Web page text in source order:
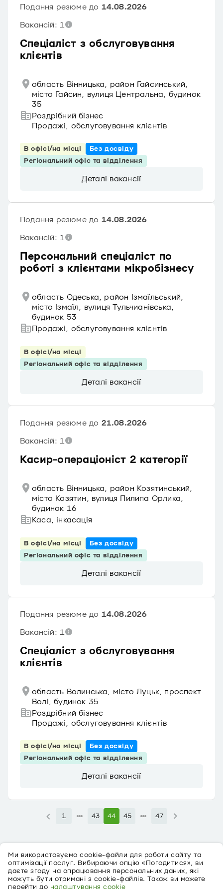
Ми використовуємо cookie-файли для роботи сайту та
оптимізації послуг. Вибираючи опцію «Погодитися», ви
даєте згоду на опрацювання персональних даних, які
можуть бути отримані з cookie-файлів. Також ви можете
перейти до налаштування cookie
Спеціаліст з обслуговування
клієнтів
Подання резюме до 14.08.2026
Вакансій: 1
область Вінницька, район Гайсинський,
місто Гайсин, вулиця Центральна, будинок
35
Роздрібний бізнес
Продажі, обслуговування клієнтів
В офісі/на місці
Без досвіду
Регіональний офіс та відділення
Деталі вакансії
Персональний спеціаліст по
роботі з клієнтами мікробізнесу
Подання резюме до 14.08.2026
Вакансій: 1
область Одеська, район Ізмаїльський,
місто Ізмаїл, вулиця Тульчианівська,
будинок 53
Продажі, обслуговування клієнтів
В офісі/на місці
Регіональний офіс та відділення
Деталі вакансії
Касир-операціоніст 2 категорії
Подання резюме до 21.08.2026
Вакансій: 1
область Вінницька, район Козятинський,
місто Козятин, вулиця Пилипа Орлика,
будинок 16
Каса, інкасація
В офісі/на місці
Без досвіду
Регіональний офіс та відділення
Деталі вакансії
Спеціаліст з обслуговування
клієнтів
Подання резюме до 14.08.2026
Вакансій: 1
область Волинська, місто Луцьк, проспект
Волі, будинок 35
Роздрібний бізнес
Продажі, обслуговування клієнтів
В офісі/на місці
Без досвіду
Регіональний офіс та відділення
Деталі вакансії
1 43 44 45 47